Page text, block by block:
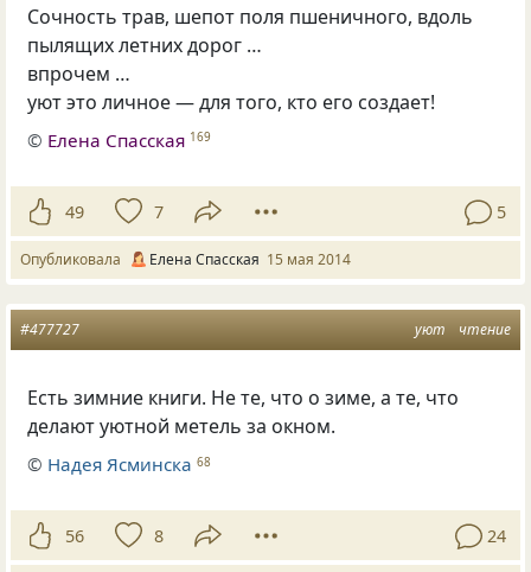
Сочность трав, шепот поля пшеничного, вдоль
пылящих летних дорог …
впрочем …
уют это личное — для того, кто его создает!
© Елена Спасская 169
49 7 5
Опубликовала Елена Спасская 15 мая 2014
уют чтение
#477727
Есть зимние книги. Не те, что о зиме, а те, что
делают уютной метель за окном.
© Надея Ясминска 68
56 8 24